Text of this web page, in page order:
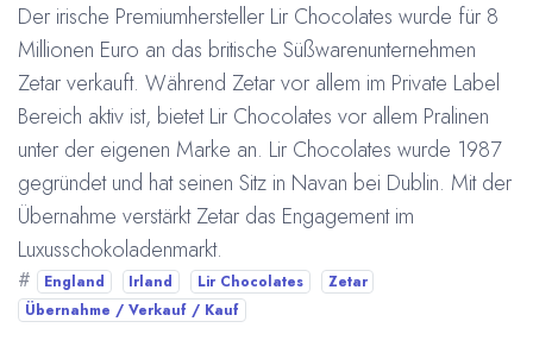
Der irische Premiumhersteller Lir Chocolates wurde für 8
Millionen Euro an das britische Süßwarenunternehmen
Zetar verkauft. Während Zetar vor allem im Private Label
Bereich aktiv ist, bietet Lir Chocolates vor allem Pralinen
unter der eigenen Marke an. Lir Chocolates wurde 1987
gegründet und hat seinen Sitz in Navan bei Dublin. Mit der
Übernahme verstärkt Zetar das Engagement im
Luxusschokoladenmarkt.
# England Irland Lir Chocolates
Zetar
Übernahme / Verkauf / Kauf